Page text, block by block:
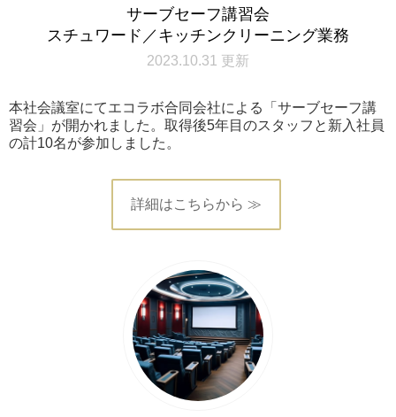
サーブセーフ講習会
スチュワード／キッチンクリーニング業務
2023.10.31 更新
本社会議室にてエコラボ合同会社による「サーブセーフ講
習会」が開かれました。取得後5年目のスタッフと新入社員
の計10名が参加しました。
詳細はこちらから ≫